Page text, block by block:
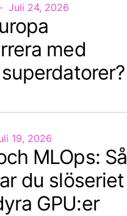
Juli 24, 2026
med
19, 2026
MLOps: Så
du slöseriet
GPU:er